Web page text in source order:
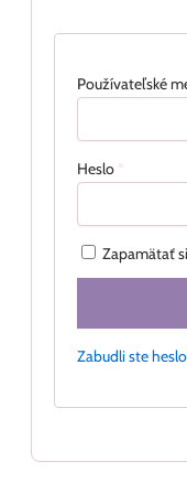
Používateľské
Heslo *
Zapamätať
Zabudli ste